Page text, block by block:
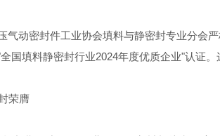
气动密封件工业协会填料与静密封专业分会
全国填料静密封行业2024年度优质企业"认证。